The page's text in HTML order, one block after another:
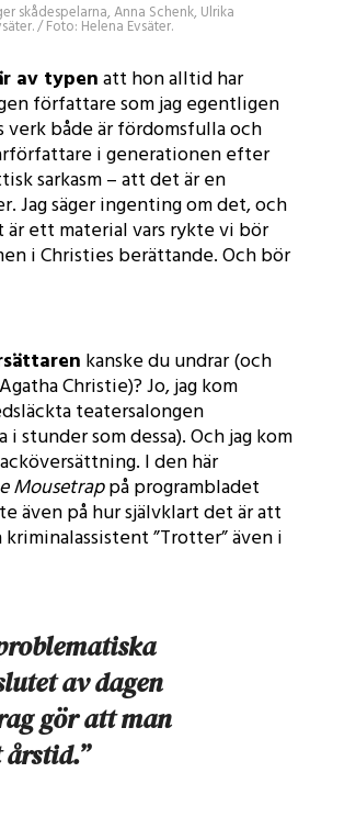
skådespelarna, Anna Schenk, Ulrika
/ Foto: Helena Evsäter.
av typenatt hon alltid har
författare som jag egentligen
både är fördomsfulla och
i generationen efter
sarkasm – att det är en
Jag säger ingenting om det, och
ett material vars rykte vi bör
i Christies berättande. Och bör
kanske du undrar (och
Christie)? Jo, jag kom
teatersalongen
stunder som dessa). Och jag kom
I den här
Mousetrappå programbladet
även på hur självklart det är att
kriminalassistent ”Trotter” även i
av dagen
gör att man